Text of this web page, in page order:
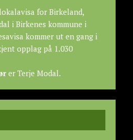
for Birkeland,
i Birkenes kommune i
kommer ut en gang i
opplag på 1.030
er Terje Modal.